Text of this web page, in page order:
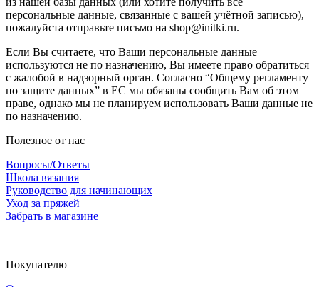
персональные данные, связанные с вашей учётной записью),
пожалуйста отправьте письмо на shop@initki.ru.
Если Вы считаете, что Ваши персональные данные
используются не по назначению, Вы имеете право обратиться
с жалобой в надзорный орган. Согласно “Общему регламенту
по защите данных” в ЕС мы обязаны сообщить Вам об этом
праве, однако мы не планируем использовать Ваши данные не
по назначению.
Полезное от нас
Вопросы/Ответы
Школа вязания
Руководство для начинающих
Уход за пряжей
Забрать в магазине
Покупателю